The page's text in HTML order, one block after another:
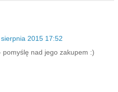
2015 17:52
pomyślę nad jego zakupem :)